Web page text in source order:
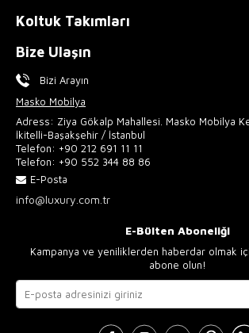
Koltuk Takımları
Bize Ulaşın
Bizi Arayın
Masko Mobilya
Adress: Ziya Gökalp Mahallesi. Masko Mobilya
İkitelli-Başakşehir / İstanbul
Telefon: +90 212 691 11 11
Telefon: +90 552 344 88 86
E-Posta
info@luxury.com.tr
E-Bülten Aboneliği
Kampanya ve yeniliklerden haberdar olmak
abone olun!